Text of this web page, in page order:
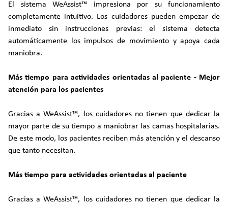
El sistema WeAssist™ impresiona por su funcionamiento
completamente intuitivo. Los cuidadores pueden empezar de
inmediato sin instrucciones previas: el sistema detecta
automáticamente los impulsos de movimiento y apoya cada
maniobra.
Más tiempo para actividades orientadas al paciente - Mejor
atención para los pacientes
Gracias a WeAssist™, los cuidadores no tienen que dedicar la
mayor parte de su tiempo a maniobrar las camas hospitalarias.
De este modo, los pacientes reciben más atención y el descanso
que tanto necesitan.
Más tiempo para actividades orientadas al paciente
Gracias a WeAssist™, los cuidadores no tienen que dedicar la